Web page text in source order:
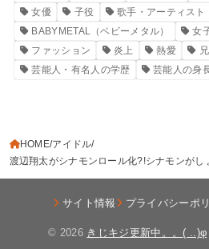
女優
子役
歌手・アーティスト
BABYMETAL（ベビーメタル）
女
ファッション
炎上 熱愛
芸能人・有名人の学歴
芸能人の身
HOME アイドル
渡辺翔太がシナモンロール化?!シナモンがし
サイト情報 プライバシーポ
© 2026 きじキジ更新中。。( ..)φ